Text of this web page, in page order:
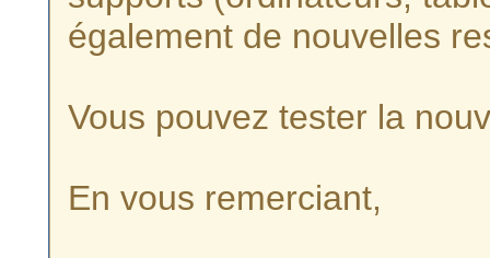
également de nouvelles
Vous pouvez tester la
En vous remerciant,